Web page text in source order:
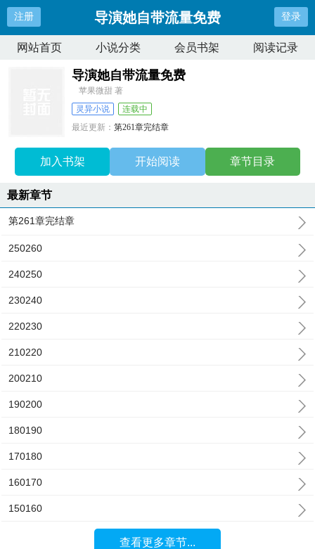
注册 导演她自带流量免费 登录
网站首页 小说分类 会员书架 阅读记录
导演她自带流量免费
苹果微甜 著
灵异小说
连载中
最近更新：第261章完结章
加入书架 开始阅读 章节目录
最新章节
第261章完结章
250260
240250
230240
220230
210220
200210
190200
180190
170180
160170
150160
查看更多章节...